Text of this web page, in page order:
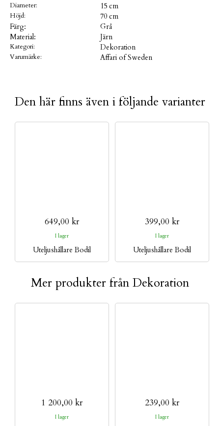
Diameter: 15 cm
Höjd:
70 cm
Färg:
Grå
Material:
Järn
Kategori: Dekoration
Varumärke: Affari of Sweden
Den här finns även i följande varianter
649,00 kr
I lager
Uteljushållare Bodil
399,00 kr
I lager
Uteljushållare Bodil
Mer produkter från Dekoration
1 200,00 kr
I lager
239,00 kr
I lager